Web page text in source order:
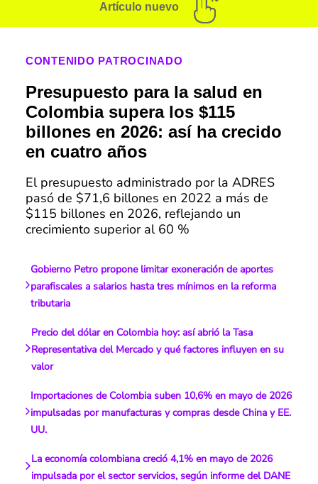
Artículo nuevo
CONTENIDO PATROCINADO
Presupuesto para la salud en
Colombia supera los $115
billones en 2026: así ha crecido
en cuatro años
El presupuesto administrado por la ADRES
pasó de $71,6 billones en 2022 a más de
$115 billones en 2026, reflejando un
crecimiento superior al 60 %
Gobierno Petro propone limitar exoneración de aportes
parafiscales a salarios hasta tres mínimos en la reforma
tributaria
Precio del dólar en Colombia hoy: así abrió la Tasa
Representativa del Mercado y qué factores influyen en su
valor
Importaciones de Colombia suben 10,6% en mayo de 2026
impulsadas por manufacturas y compras desde China y EE.
UU.
La economía colombiana creció 4,1% en mayo de 2026
impulsada por el sector servicios, según informe del DANE